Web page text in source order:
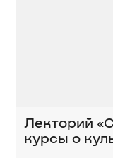
Лекторий
курсы о